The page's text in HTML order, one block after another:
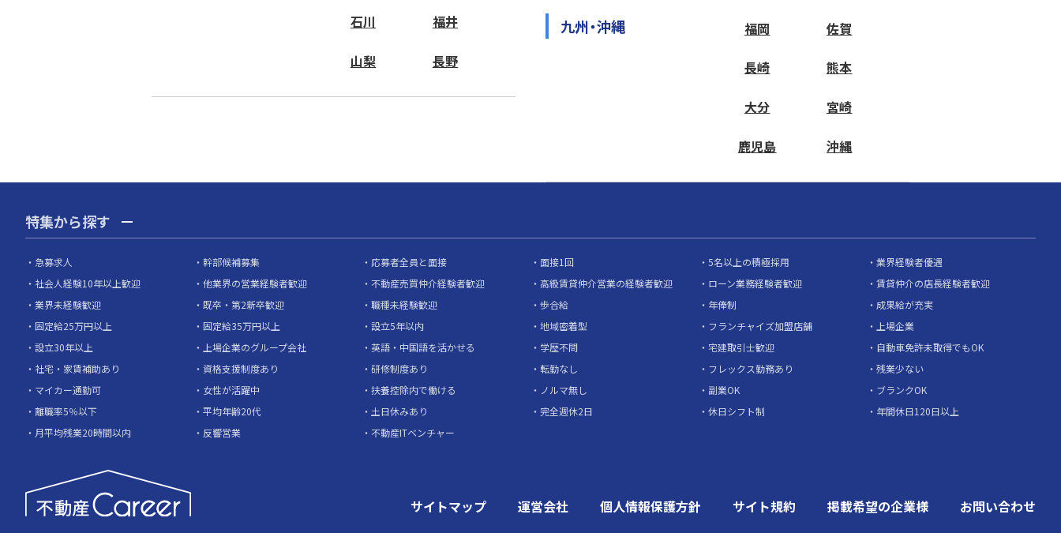
石川 福井
山梨 長野
九州・沖縄 福岡 佐賀
長崎 熊本
大分 宮崎
鹿児島 沖縄
特集から探す
急募求人 幹部候補募集 応募者全員と面接 面接1回 5名以上の積極採用
業界経験者優遇
社会人経験10年以上歓迎
他業界の営業経験者歓迎 不動産売買仲介経験者歓迎 高級賃貸仲介営業の経験者歓迎 ローン業務経験者歓迎
賃貸仲介の店長経験者歓迎
業界未経験歓迎
既卒・第2新卒歓迎 職種未経験歓迎 歩合給 年俸制
成果給が充実
固定給25万円以上
固定給35万円以上 設立5年以内 地域密着型 フランチャイズ加盟店舗
上場企業
設立30年以上
上場企業のグループ会社 英語・中国語を活かせる 学歴不問 宅建取引士歓迎
自動車免許未取得でもOK
社宅・家賃補助あり
資格支援制度あり 研修制度あり 転勤なし フレックス勤務あり
残業少ない
マイカー通勤可
女性が活躍中 扶養控除内で働ける ノルマ無し 副業OK
ブランクOK
離職率5％以下
平均年齢20代 土日休みあり 完全週休2日 休日シフト制
年間休日120日以上
月平均残業20時間以内
反響営業 不動産ITベンチャー
サイトマップ 運営会社 個人情報保護方針 サイト規約 掲載希望の企業様 お問い合わせ